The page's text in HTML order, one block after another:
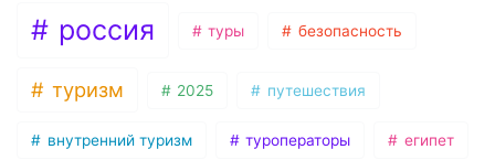
россия туры безопасность
туризм 2025 путешествия
внутренний туризм туроператоры египет